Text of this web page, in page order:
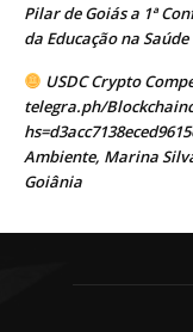
Pilar de Goiás a 1ª
da Educação na Saúde
USDC Crypto
telegra.ph/
Ambiente, Marina
Goiânia